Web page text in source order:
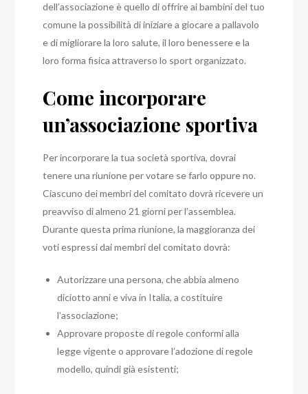
dell’associazione è quello di offrire ai bambini del tuo
comune la possibilità di iniziare a giocare a pallavolo
e di migliorare la loro salute, il loro benessere e la
loro forma fisica attraverso lo sport organizzato.
Come incorporare
un’associazione sportiva
Per incorporare la tua società sportiva, dovrai
tenere una riunione per votare se farlo oppure no.
Ciascuno dei membri del comitato dovrà ricevere un
preavviso di almeno 21 giorni per l’assemblea.
Durante questa prima riunione, la maggioranza dei
voti espressi dai membri del comitato dovrà:
Autorizzare una persona, che abbia almeno
diciotto anni e viva in Italia, a costituire
l’associazione;
Approvare proposte di regole conformi alla
legge vigente o approvare l’adozione di regole
modello, quindi già esistenti;